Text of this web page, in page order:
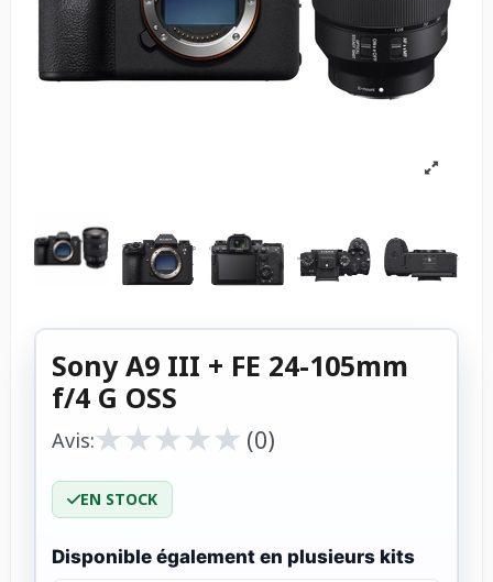
Sony A9 III + FE 24-105mm
f/4 G OSS
Avis:★
★★
★★
★★
★★
★ (0)
EN STOCK
Disponible également en plusieurs kits